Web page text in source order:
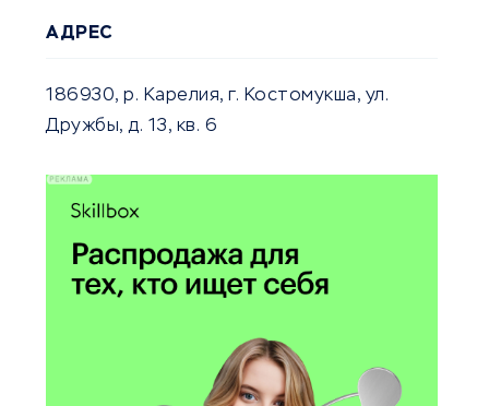
АДРЕС
186930, р. Карелия, г. Костомукша, ул.
Дружбы, д. 13, кв. 6